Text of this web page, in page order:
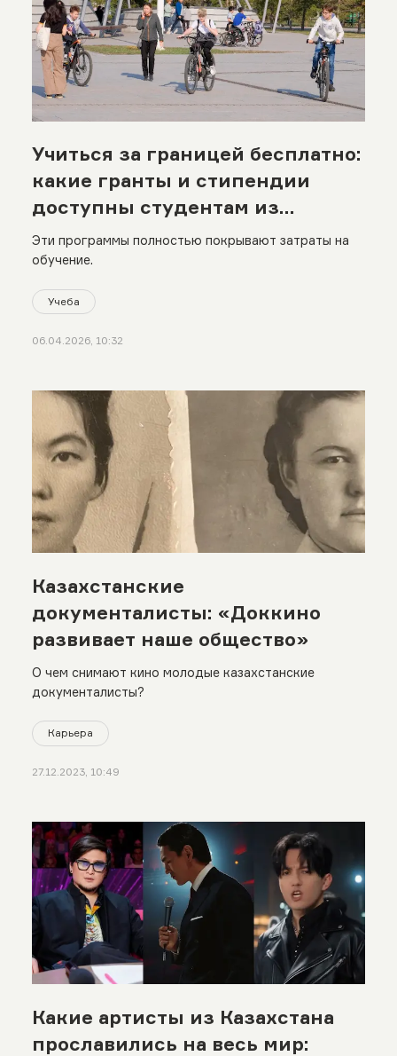
Учиться за границей бесплатно:
какие гранты и стипендии
доступны студентам из
Казахстана
Эти программы полностью покрывают затраты на
обучение.
Учеба
06.04.2026, 10:32
Казахстанские
документалисты: «Доккино
развивает наше общество»
О чем снимают кино молодые казахстанские
документалисты?
Карьера
27.12.2023, 10:49
Какие артисты из Казахстана
прославились на весь мир: